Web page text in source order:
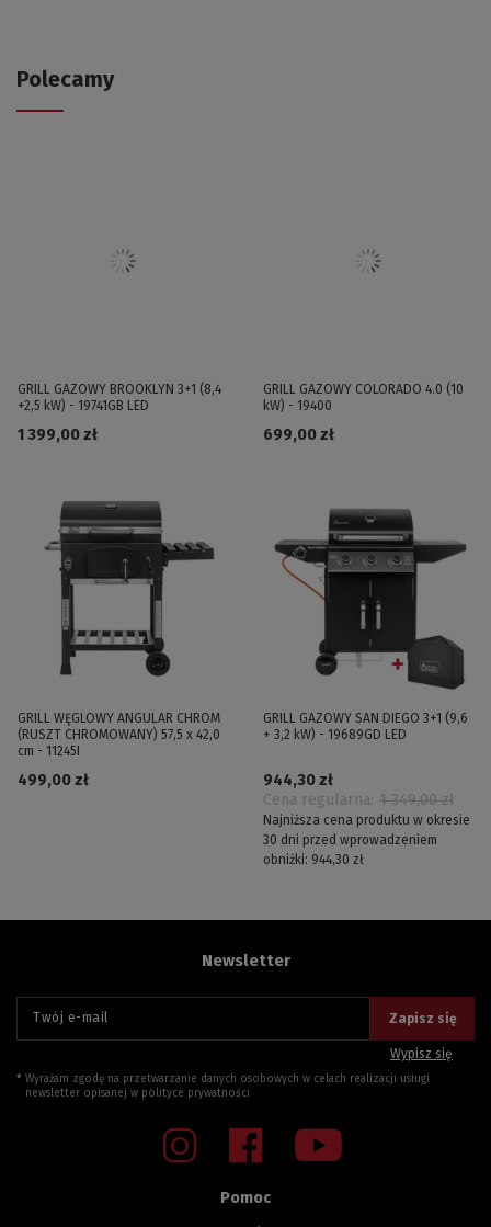
Polecamy
GRILL GAZOWY BROOKLYN 3+1 (8,4
+2,5 kW) - 19741GB LED
1 399,00 zł
GRILL GAZOWY COLORADO 4.0 (10
kW) - 19400
699,00 zł
GRILL WĘGLOWY ANGULAR CHROM
(RUSZT CHROMOWANY) 57,5 x 42,0
cm - 11245I
499,00 zł
GRILL GAZOWY SAN DIEGO 3+1 (9,6
+ 3,2 kW) - 19689GD LED
1 349,00 zł
Cena regularna:
944,30 zł
Najniższa cena produktu w okresie
30 dni przed wprowadzeniem
obniżki: 944,30 zł
Pomoc
Newsletter
Twój e-mail Zapisz się
Wypisz się
Wyrażam zgodę na przetwarzanie danych osobowych w celach realizacji usługi
newsletter opisanej w polityce prywatności